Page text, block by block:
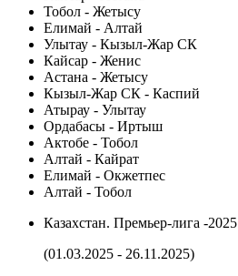
Тобол - Жетысу
Елимай - Алтай
Улытау - Кызыл-Жар СК
Кайсар - Женис
Астана - Жетысу
Кызыл-Жар СК - Каспий
Атырау - Улытау
Ордабасы - Иртыш
Актобе - Тобол
Алтай - Кайрат
Елимай - Окжетпес
Алтай - Тобол
Казахстан. Премьер-лига -2025
(01.03.2025 - 26.11.2025)